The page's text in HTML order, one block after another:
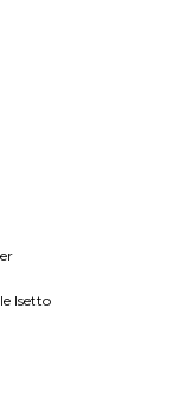
Isetto